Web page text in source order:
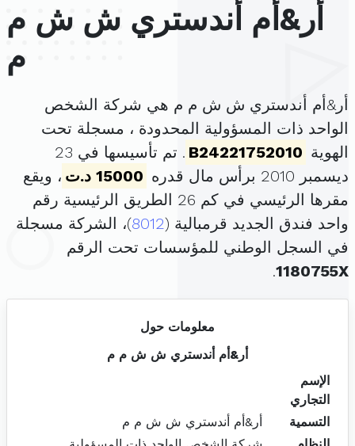
أر&أم أندستري ش ش م
م
أر&أم أندستري ش ش م م هي شركة الشخص
الواحد ذات المسؤولية المحدودة ، مسجلة تحت
الهوية B24221752010
. تم تأسيسها في 23
ديسمبر 2010 برأس مال قدره
15000 د.ت
، ويقع
مقرها الرئيسي في كم 26 الطريق الرئيسية رقم
واحد فندق الجديد قرمبالية (8012)، الشركة مسجلة
في السجل الوطني للمؤسسات تحت الرقم
1180755X
.
معلومات حول
أر&أم أندستري ش ش م م
الإسم
التجاري
التسمية
أر&أم أندستري ش ش م م